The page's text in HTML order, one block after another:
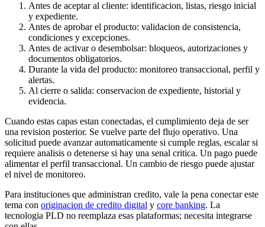
Antes de aceptar al cliente: identificacion, listas, riesgo inicial
y expediente.
Antes de aprobar el producto: validacion de consistencia,
condiciones y excepciones.
Antes de activar o desembolsar: bloqueos, autorizaciones y
documentos obligatorios.
Durante la vida del producto: monitoreo transaccional, perfil y
alertas.
Al cierre o salida: conservacion de expediente, historial y
evidencia.
Cuando estas capas estan conectadas, el cumplimiento deja de ser
una revision posterior. Se vuelve parte del flujo operativo. Una
solicitud puede avanzar automaticamente si cumple reglas, escalar si
requiere analisis o detenerse si hay una senal critica. Un pago puede
alimentar el perfil transaccional. Un cambio de riesgo puede ajustar
el nivel de monitoreo.
Para instituciones que administran credito, vale la pena conectar este
tema con originacion de credito digital y core banking. La
tecnologia PLD no reemplaza esas plataformas; necesita integrarse